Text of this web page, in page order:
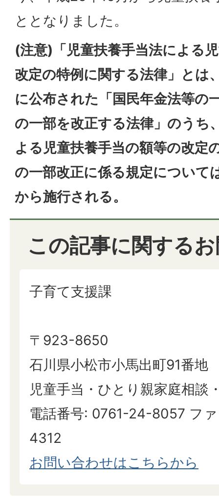
ととなりました。
(注意)「児童扶養手当法による
改定の特例に関する法律」とは
に公布された「国民年金法等の
の一部を改正する法律」のうち
よる児童扶養手当の額等の改定
の一部改正に係る規定について
から施行される。
この記事に関する
子育て支援課
〒923-8650
石川県小松市小馬出町91番地
児童手当・ひとり親家庭相談
電話番号: 0761-24-8057 フ
4312
​​​​​​​お問い合わせはこちらから